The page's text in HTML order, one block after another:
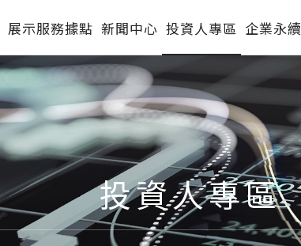
展示服務據點 新聞中心 投資人專區 企業永續
投資人專區